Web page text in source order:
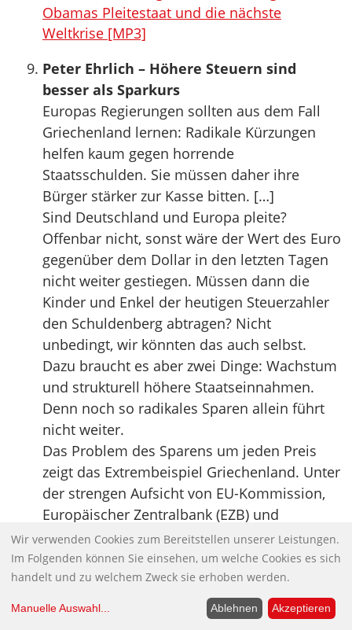
Obamas Pleitestaat und die nächste
Weltkrise [MP3]
Peter Ehrlich – Höhere Steuern sind
besser als Sparkurs
Europas Regierungen sollten aus dem Fall
Griechenland lernen: Radikale Kürzungen
helfen kaum gegen horrende
Staatsschulden. Sie müssen daher ihre
Bürger stärker zur Kasse bitten. […]
Sind Deutschland und Europa pleite?
Offenbar nicht, sonst wäre der Wert des Euro
gegenüber dem Dollar in den letzten Tagen
nicht weiter gestiegen. Müssen dann die
Kinder und Enkel der heutigen Steuerzahler
den Schuldenberg abtragen? Nicht
unbedingt, wir könnten das auch selbst.
Dazu braucht es aber zwei Dinge: Wachstum
und strukturell höhere Staatseinnahmen.
Denn noch so radikales Sparen allein führt
nicht weiter.
Das Problem des Sparens um jeden Preis
zeigt das Extrembeispiel Griechenland. Unter
der strengen Aufsicht von EU-Kommission,
Europäischer Zentralbank (EZB) und
Internationalem Währungsfonds (IWF) hat
Europas Sorgenkind 2010 sein
Haushaltsdefizit um fast fünf Prozentpunkte
des BIPs verringert. Auf Deutschlands BIP
umgerechnet wären das Einsparungen in
Wir verwenden Cookies zum Bereitstellen unserer Leistungen.
Im Folgenden können Sie einsehen, um welche Cookies es sich
handelt und zu welchem Zweck sie erhoben werden.
Manuelle Auswahl... Ablehnen Akzeptieren